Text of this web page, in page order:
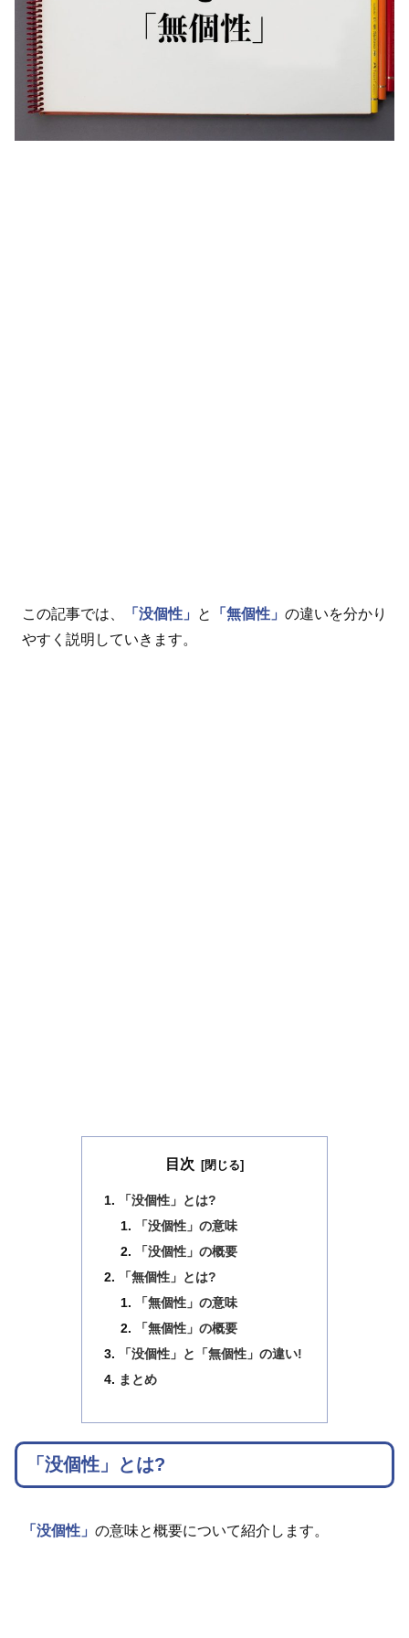
この記事では、 「没個性」 と 「無個性」 の違いを分かり
やすく説明していきます。
目次
「没個性」とは?
「没個性」の意味
「没個性」の概要
「無個性」とは?
「無個性」の意味
「無個性」の概要
「没個性」と「無個性」の違い!
まとめ
「没個性」とは?
「没個性」 の意味と概要について紹介します。